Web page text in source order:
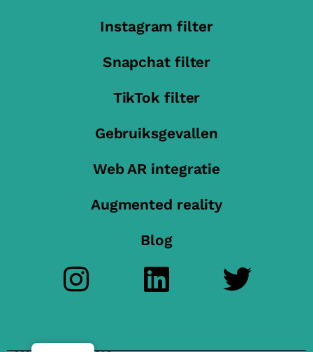
Instagram filter
Snapchat filter
TikTok filter
Gebruiksgevallen
Web AR integratie
Augmented reality
Blog